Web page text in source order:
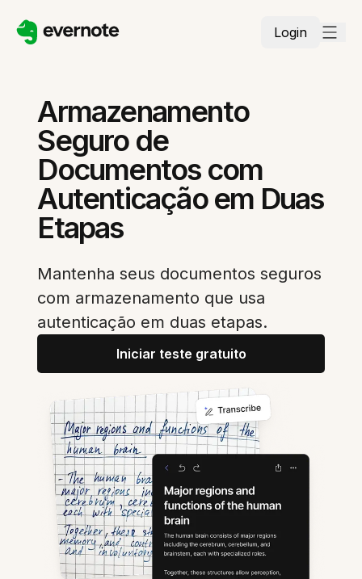
Login
Armazenamento
Seguro de
Documentos com
Autenticação em Duas
Etapas
Mantenha seus documentos seguros
com armazenamento que usa
autenticação em duas etapas.
Iniciar teste gratuito